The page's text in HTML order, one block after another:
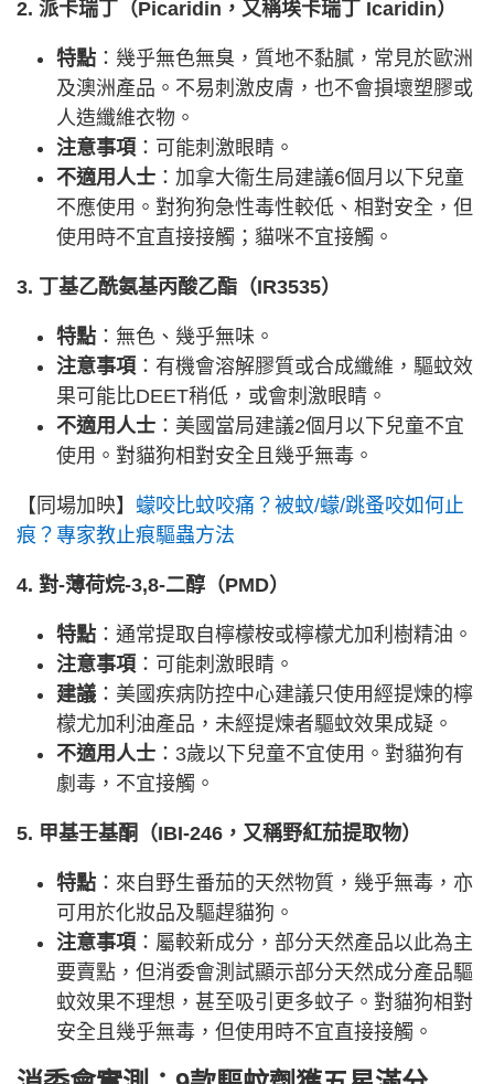
2. 派卡瑞丁（Picaridin，又稱埃卡瑞丁 Icaridin）
特點 ：幾乎無色無臭，質地不黏膩，常見於歐洲
及澳洲產品。不易刺激皮膚，也不會損壞塑膠或
人造纖維衣物。
注意事項 ：可能刺激眼睛。
不適用人士 ：加拿大衞生局建議6個月以下兒童
不應使用。對狗狗急性毒性較低、相對安全，但
使用時不宜直接接觸；貓咪不宜接觸。
3. 丁基乙酰氨基丙酸乙酯（IR3535）
特點 ：無色、幾乎無味。
注意事項 ：有機會溶解膠質或合成纖維，驅蚊效
果可能比DEET稍低，或會刺激眼睛。
不適用人士 ：美國當局建議2個月以下兒童不宜
使用。對貓狗相對安全且幾乎無毒。
【同場加映】 蠓咬比蚊咬痛？被蚊/蠓/跳蚤咬如何止
痕？專家教止痕驅蟲方法
4. 對-薄荷烷-3,8-二醇（PMD）
特點 ：通常提取自檸檬桉或檸檬尤加利樹精油。
注意事項 ：可能刺激眼睛。
建議 ：美國疾病防控中心建議只使用經提煉的檸
檬尤加利油產品，未經提煉者驅蚊效果成疑。
不適用人士 ：3歲以下兒童不宜使用。對貓狗有
劇毒，不宜接觸。
5. 甲基壬基酮（IBI-246，又稱野紅茄提取物）
特點 ：來自野生番茄的天然物質，幾乎無毒，亦
可用於化妝品及驅趕貓狗。
注意事項 ：屬較新成分，部分天然產品以此為主
要賣點，但消委會測試顯示部分天然成分產品驅
蚊效果不理想，甚至吸引更多蚊子。對貓狗相對
安全且幾乎無毒，但使用時不宜直接接觸。